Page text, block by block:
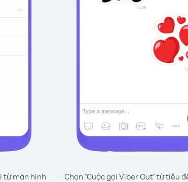
từ màn hình
Chọn "Cuộc gọi Viber Out" từ tiêu